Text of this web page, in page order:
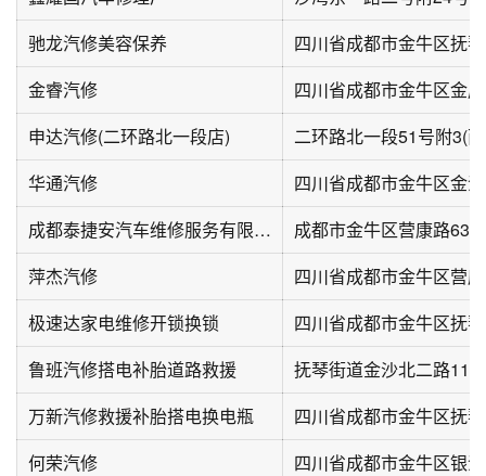
驰龙汽修美容保养
金睿汽修
四川省成都市金牛区金
申达汽修(二环路北一段店)
华通汽修
四川省成都市金牛区金
成都泰捷安汽车维修服务有限公司(营门口店)
成都市金牛区营康路63
萍杰汽修
四川省成都市金牛区营
极速达家电维修开锁换锁
四川省成都市金牛区抚
鲁班汽修搭电补胎道路救援
万新汽修救援补胎搭电换电瓶
何荣汽修
四川省成都市金牛区银